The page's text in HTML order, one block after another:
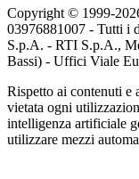
Copyright © 1999-
03976881007 - Tutti i
S.p.A. - RTI S.p.A.,
Bassi) - Uffici Viale
Rispetto ai contenuti e
vietata ogni
intelligenza artificiale
utilizzare mezzi